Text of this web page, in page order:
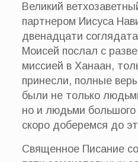
Великий
партнером Иисуса
двенадцати
Моисей послал с
миссией в Ханаан,
принесли, полные
были не только
но и людьми
скоро доберемся до
Священное Писание